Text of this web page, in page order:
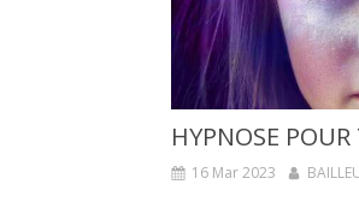
HYPNOSE
16 Mar 2023